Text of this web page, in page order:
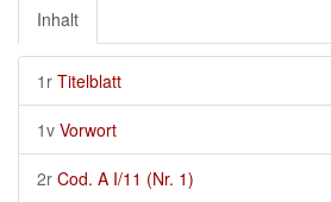
Inhalt
1r Titelblatt
1v Vorwort
2r Cod. A I/11 (Nr. 1)